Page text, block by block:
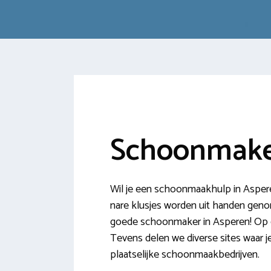
Wil je een schoonmaakhulp in
nare klusjes worden uit handen
goede schoonmaker in Asperen!
Tevens delen we diverse sites waar
plaatselijke schoonmaakbedrijven.